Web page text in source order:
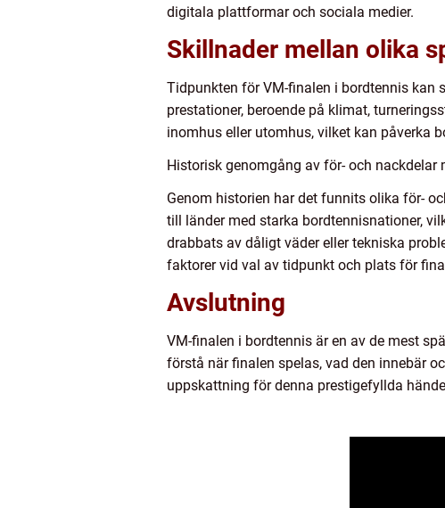
digitala plattformar och sociala medier.
Skillnader mellan olika
Tidpunkten för VM-finalen i bordtennis kan
prestationer, beroende på klimat,
inomhus eller utomhus, vilket kan påverka
Historisk genomgång av för- och
Genom historien har det funnits olika för-
till länder med starka bordtennisnationer,
drabbats av dåligt väder eller tekniska
faktorer vid val av tidpunkt och plats för
Avslutning
VM-finalen i bordtennis är en av de mest
förstå när finalen spelas, vad den innebär
uppskattning för denna prestigefyllda